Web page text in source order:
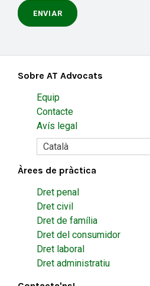
ENVIAR
Sobre AT Advocats
Equip
Contacte
Avís legal
Català
Àrees de pràctica
Dret penal
Dret civil
Dret de família
Dret del consumidor
Dret laboral
Dret administratiu